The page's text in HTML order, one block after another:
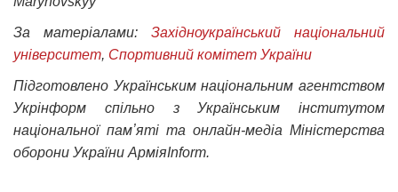
За матеріалами: Західноукраїнський національний
університет, Спортивний комітет України
Підготовлено Українським національним агентством
Укрінформ спільно з Українським інститутом
національної памʼяті та онлайн-медіа Міністерства
оборони України АрміяInform.